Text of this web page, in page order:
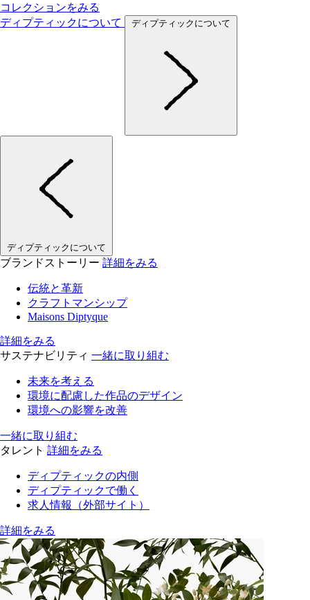
コレクションをみる
ディプティックについて
ディプティックについて
ディプティックについて
ブランドストーリー 詳細をみる
伝統と革新
クラフトマンシップ
Maisons Diptyque
詳細をみる
サステナビリティ 一緒に取り組む
未来を考える
環境に配慮した作品のデザイン
環境への影響を改善
一緒に取り組む
タレント 詳細をみる
ディプティックの内側
ディプティックで働く
求人情報（外部サイト）
詳細をみる